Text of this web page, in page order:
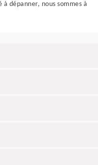
dépanner, nous sommes à